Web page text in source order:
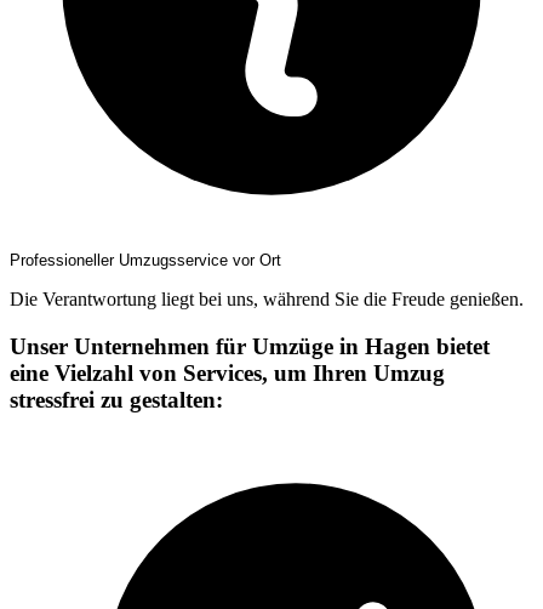
Professioneller Umzugsservice vor Ort
Die Verantwortung liegt bei uns, während Sie die Freude genießen.
Unser Unternehmen für Umzüge in Hagen bietet
eine Vielzahl von Services, um Ihren Umzug
stressfrei zu gestalten: